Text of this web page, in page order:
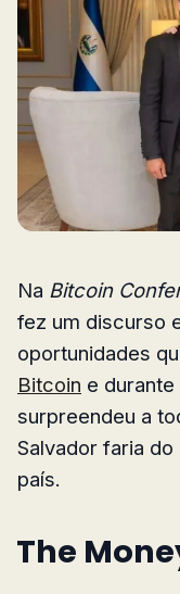
Na Bitcoin
fez um discurso
oportunidades
Bitcoin e
surpreendeu a
Salvador faria
país.
The